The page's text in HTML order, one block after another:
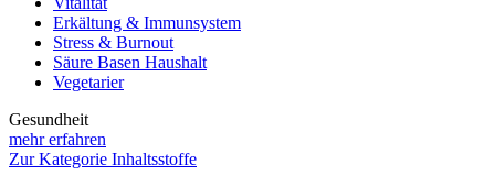
Erkältung & Immunsystem
Stress & Burnout
Säure Basen Haushalt
Vegetarier
Gesundheit
mehr erfahren
Zur Kategorie Inhaltsstoffe